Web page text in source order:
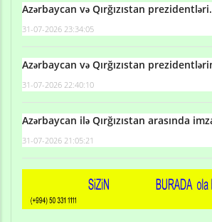
Azərbaycan və Qırğızıstan
31-07-2026 23:34:05
Azərbaycan və Qırğızıstan
31-07-2026 22:40:10
Azərbaycan ilə Qırğızıstan arasında
31-07-2026 21:05:21